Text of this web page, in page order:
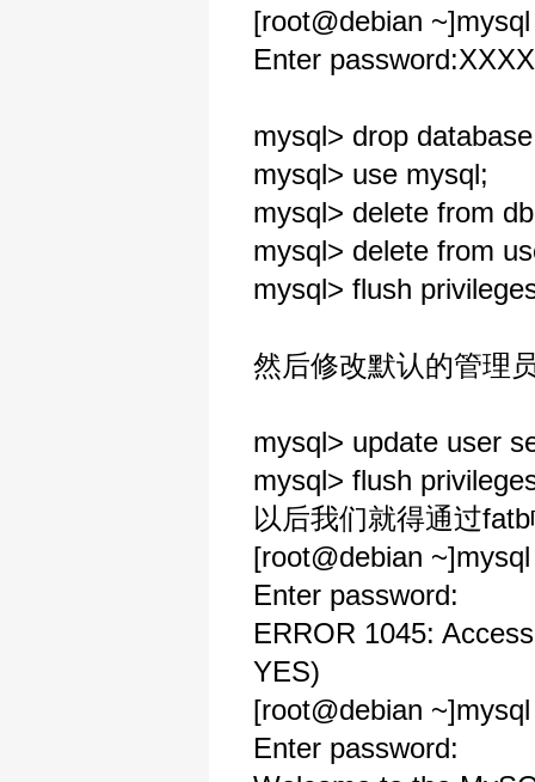
[root@debian
Enter
mysql> drop
mysql> use mysql;
mysql> delete from
mysql> delete from
mysql> flush
然后修改默认的管理
mysql> update user
mysql> flush
以后我们就得通过
[root@debian
Enter password:
ERROR 1045:
YES)
[root@debian
Enter password: